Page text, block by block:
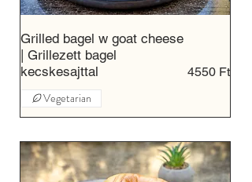
Grilled bagel w goat cheese
| Grillezett bagel
kecskesajttal
4550 Ft
Vegetarian